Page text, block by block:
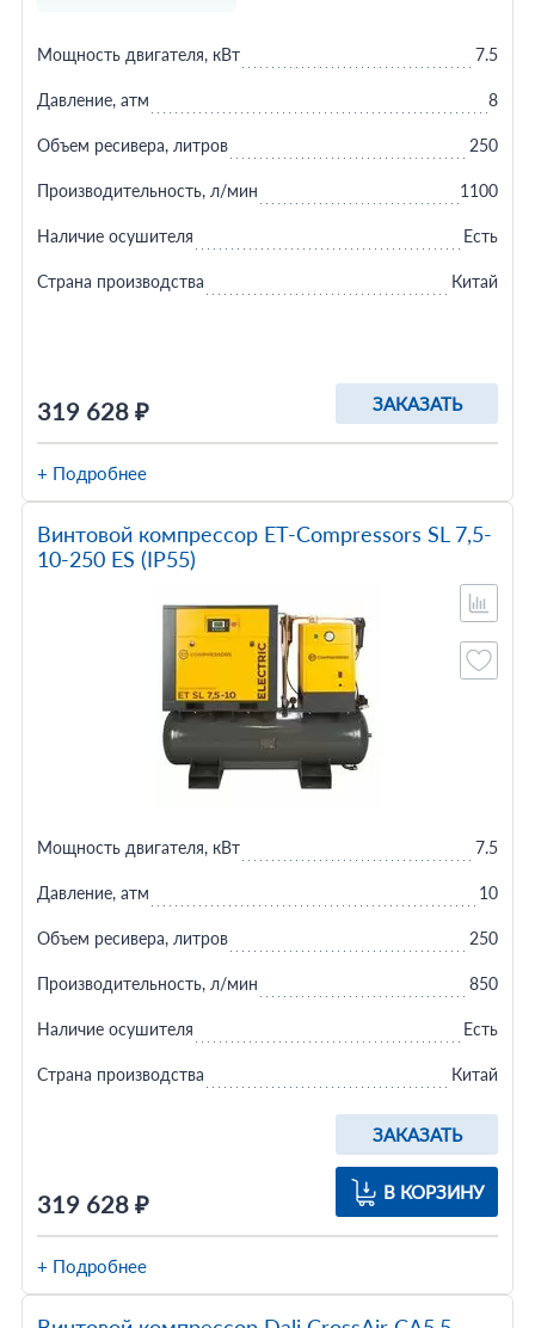
319 628 ₽ ЗАКАЗАТЬ
Мощность двигателя, кВт 7.5
Давление, атм 8
Объем ресивера, литров 250
Производительность, л/мин 1100
Наличие осушителя Есть
Страна производства Китай
+ Подробнее
Винтовой компрессор ET-Compressors SL 7,5-
10-250 ES (IP55)
319 628 ₽
ЗАКАЗАТЬ
В КОРЗИНУ
Мощность двигателя, кВт 7.5
Давление, атм 10
Объем ресивера, литров 250
Производительность, л/мин 850
Наличие осушителя Есть
Страна производства Китай
+ Подробнее